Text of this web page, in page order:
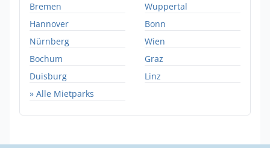
Bremen
Hannover
Nürnberg
Bochum
Duisburg
Wuppertal
Bonn
Wien
Graz
Linz
» Alle Mietparks